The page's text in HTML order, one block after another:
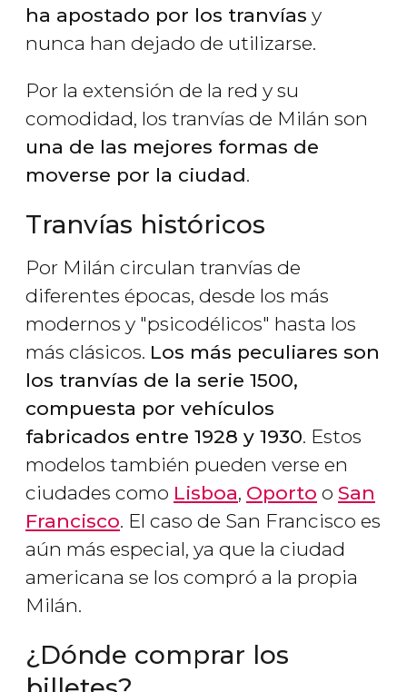
ha apostado por los tranvías y
nunca han dejado de utilizarse.
Por la extensión de la red y su
comodidad, los tranvías de Milán son
una de las mejores formas de
moverse por la ciudad.
Tranvías históricos
Por Milán circulan tranvías de
diferentes épocas, desde los más
modernos y "psicodélicos" hasta los
más clásicos. Los más peculiares son
los tranvías de la serie 1500,
compuesta por vehículos
fabricados entre 1928 y 1930. Estos
modelos también pueden verse en
ciudades como Lisboa, Oporto o San
Francisco. El caso de San Francisco es
aún más especial, ya que la ciudad
americana se los compró a la propia
Milán.
¿Dónde comprar los